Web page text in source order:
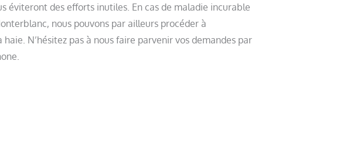
éviteront des efforts inutiles. En cas de maladie incurable
nous pouvons par ailleurs procéder à
haie. N’hésitez pas à nous faire parvenir vos demandes par